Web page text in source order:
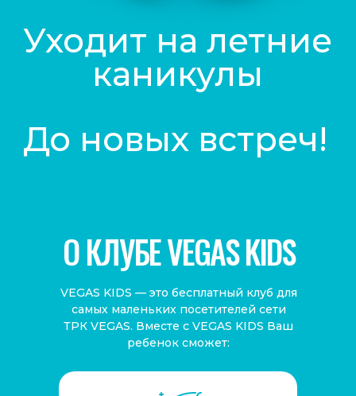
О КЛУБЕ VEGAS KIDS
VEGAS KIDS — это бесплатный клуб для
самых маленьких посетителей сети
ТРК VEGAS. Вместе с VEGAS KIDS Ваш
ребенок сможет: